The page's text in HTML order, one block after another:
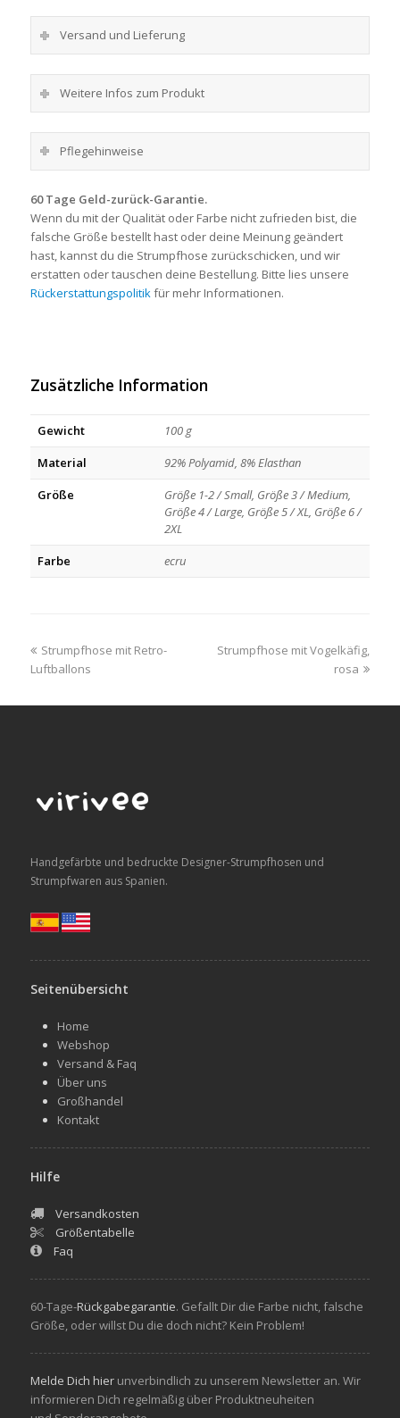
Versand und Lieferung
Weitere Infos zum Produkt
Pflegehinweise
60 Tage Geld-zurück-Garantie.
Wenn du mit der Qualität oder Farbe nicht zufrieden bist, die
falsche Größe bestellt hast oder deine Meinung geändert
hast, kannst du die Strumpfhose zurückschicken, und wir
erstatten oder tauschen deine Bestellung. Bitte lies unsere
Rückerstattungspolitikfür mehr Informationen.
Zusätzliche Information
Gewicht
100 g
Material
92% Polyamid, 8% Elasthan
Größe
Größe 1-2 / Small, Größe 3 / Medium,
Größe 4 / Large, Größe 5 / XL, Größe 6 /
2XL
Farbe
ecru
previous
post:
Strumpfhose mit Retro-
Luftballons
next
Strumpfhose mit Vogelkäfig,
rosa
Handgefärbte und bedruckte Designer-Strumpfhosen und
Strumpfwaren aus Spanien.
Seitenübersicht
Home
Webshop
Versand & Faq
Über uns
Großhandel
Kontakt
Hilfe
Versandkosten
Größentabelle
Faq
60-Tage-Rückgabegarantie. Gefallt Dir die Farbe nicht, falsche
Größe, oder willst Du die doch nicht? Kein Problem!
Melde Dich hierunverbindlich zu unserem Newsletter an. Wir
informieren Dich regelmäßig über Produktneuheiten